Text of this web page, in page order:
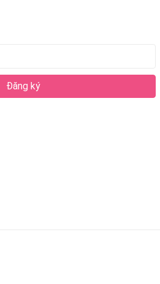
Đăng ký